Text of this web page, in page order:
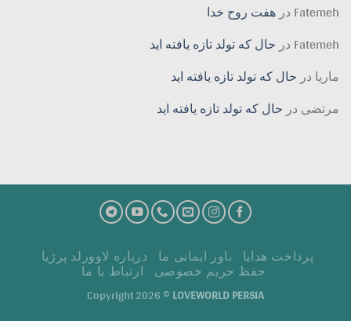
Fatemeh درهفت روح خدا
Fatemeh درحال که تولد تازه یافته اید
ماریا درحال که تولد تازه یافته اید
مرتضی درحال که تولد تازه یافته اید
پرداخت هدايا باور ایمانی ما درباره لاوورلد پرژیا
حفظ حریم خصوصی ارتباط با ما
Copyright 2026 ©LOVEWORLD PERSIA